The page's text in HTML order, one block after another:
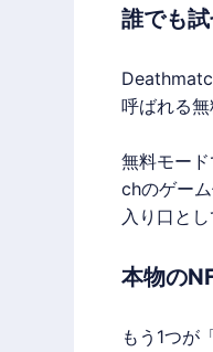
誰でも
呼ばれる無
無料モー
chのゲー
入り口とし
本物の
もう1つが